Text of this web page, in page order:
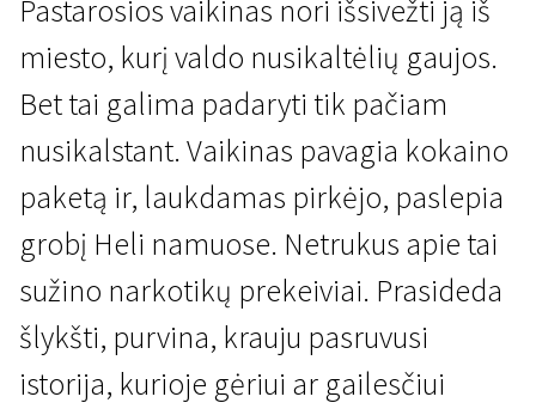
Specialieji seansai
Heli
1 val. 45 min. | Drama | N/A
Pastarosios vaikinas nori išsivežti ją iš
miesto, kurį valdo nusikaltėlių gaujos.
Bet tai galima padaryti tik pačiam
nusikalstant. Vaikinas pavagia kokaino
paketą ir, laukdamas pirkėjo, paslepia
grobį Heli namuose. Netrukus apie tai
sužino narkotikų prekeiviai. Prasideda
šlykšti, purvina, krauju pasruvusi
istorija, kurioje gėriui ar gailesčiui